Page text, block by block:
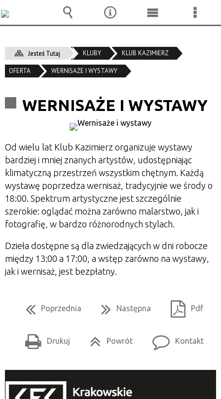
Jesteś Tutaj KLUBY KLUB KAZIMIERZ
OFERTA WERNISAŻE I WYSTAWY
WERNISAŻE I WYSTAWY
Od wielu lat Klub Kazimierz organizuje wystawy
bardziej i mniej znanych artystów, udostępniając
klimatyczną przestrzeń wszystkim chętnym. Każdą
wystawę poprzedza wernisaż, tradycyjnie we środy o
18:00. Spektrum artystyczne jest szczególnie
szerokie: oglądać można zarówno malarstwo, jak i
fotografię, w bardzo różnorodnych stylach.
Dzieła dostępne są dla zwiedzających w dni robocze
między 13:00 a 17:00, a wstęp zarówno na wystawy,
jak i wernisaż, jest bezpłatny.
Poprzednia Następna Pdf
Drukuj Powrót Kontakt
Wyszukiwarka
NarzędziaMenu
Menu